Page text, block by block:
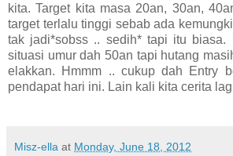
kita. Target kita masa 20an, 30an,
target terlalu tinggi sebab ada
tak jadi*sobss .. sedih* tapi itu biasa.
situasi umur dah 50an tapi hutang
elakkan. Hmmm .. cukup dah Entry
pendapat hari ini. Lain kali kita cerita
Misz-ella at Monday, June 18, 2012